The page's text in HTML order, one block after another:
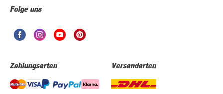
Folge uns
Zahlungsarten Versandarten